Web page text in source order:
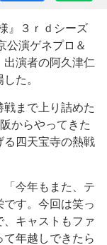
』３ｒｄシーズ
公演ゲネプロ＆
出演者の阿久津仁
た。
まで上り詰めた
からやってきた
る四天宝寺の熱戦
今年もまた、テ
す。今回は笑っ
、キャストもファ
年越しできたら